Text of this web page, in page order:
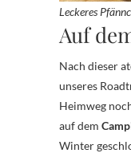
Leckeres
Auf
Nach dieser
unseres
Heimweg
auf dem
Winter